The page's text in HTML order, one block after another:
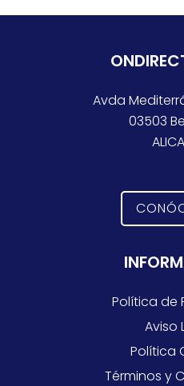
Avda
03503
Política de
Aviso
Política
Términos y